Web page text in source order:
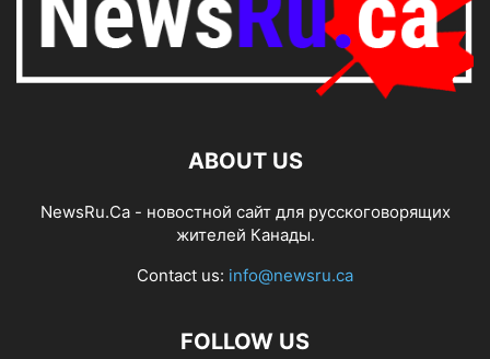
ABOUT US
NewsRu.Ca - новостной сайт для русскоговорящих
жителей Канады.
Contact us: info@newsru.ca
FOLLOW US